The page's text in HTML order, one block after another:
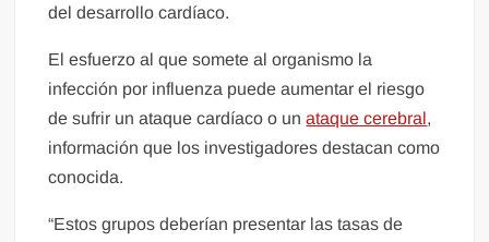
del desarrollo cardíaco.
El esfuerzo al que somete al organismo la
infección por influenza puede aumentar el riesgo
de sufrir un ataque cardíaco o unataque cerebral,
información que los investigadores destacan como
conocida.
“Estos grupos deberían presentar las tasas de